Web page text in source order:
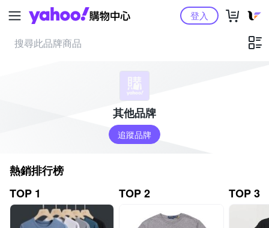
Yahoo購物中心登入
其他品牌
追蹤品牌
熱銷排行榜
TOP 1
TOP 2 TOP 3